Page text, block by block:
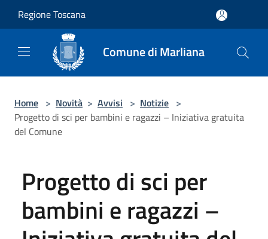
Regione Toscana
Comune di Marliana
Home > Novità > Avvisi > Notizie >
Progetto di sci per bambini e ragazzi – Iniziativa gratuita
del Comune
Progetto di sci per
bambini e ragazzi –